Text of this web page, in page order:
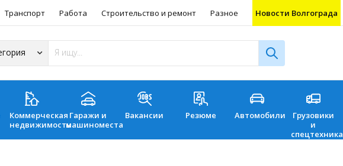
Транспорт Работа Строительство и ремонт Разное Новости Волгограда
Коммерческая
недвижимость
Гаражи и
машиноместа
Вакансии Резюме Автомобили
Грузовики
и
спецтехника